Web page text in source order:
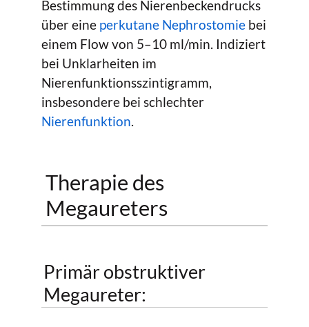
Bestimmung des Nierenbeckendrucks
über eine perkutane Nephrostomie bei
einem Flow von 5–10 ml/min. Indiziert
bei Unklarheiten im
Nierenfunktionsszintigramm,
insbesondere bei schlechter
Nierenfunktion.
Therapie des
Megaureters
Primär obstruktiver
Megaureter: